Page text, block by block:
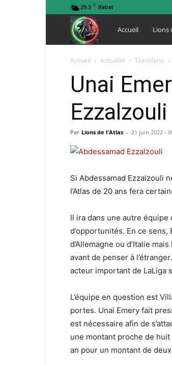
29.3 C Rabat
Lions
de
l
Atlas
Accueil Lions
Accueil Actualité Transferts
Unai
Ezzalzouli
Par Lions de l'Atlas - 21 juin 2022 -
Si Abdessamad Ezzalzouli
l’Atlas de 20 ans fera
Il ira dans une autre
d’opportunités. En ce
d’Allemagne ou d’Italie
avant de penser à
acteur important de LaLiga
L’équipe en question est
portes. Unai Emery fait
est nécessaire afin de
une montant proche de
an pour un montant de